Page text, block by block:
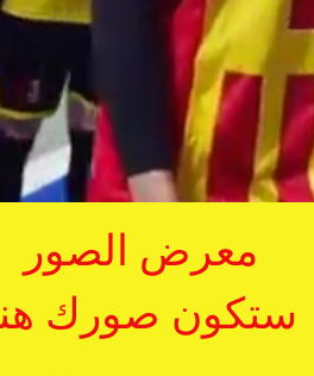
معرض الصور
ستكون صورك